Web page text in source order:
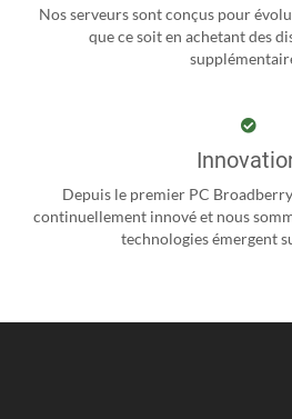
Nos serveurs sont conçus pour
que ce soit en achetant des
Depuis le premier PC
continuellement innové et nous
technologies émergent